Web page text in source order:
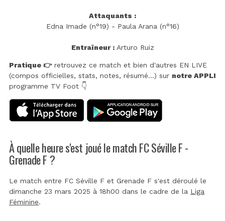
Attaquants :
Edna Imade (n°19) - Paula Arana (n°16)
Entraîneur :Arturo Ruiz
Pratique 👉retrouvez ce match et bien d'autres EN LIVE
(compos officielles, stats, notes, résumé...) sur notre APPLI
programme TV Foot 👇
À quelle heure s'est joué le match FC Séville F -
Grenade F ?
Le match entre FC Séville F et Grenade F s'est déroulé le
dimanche 23 mars 2025 à 18h00 dans le cadre de la Liga
Féminine.